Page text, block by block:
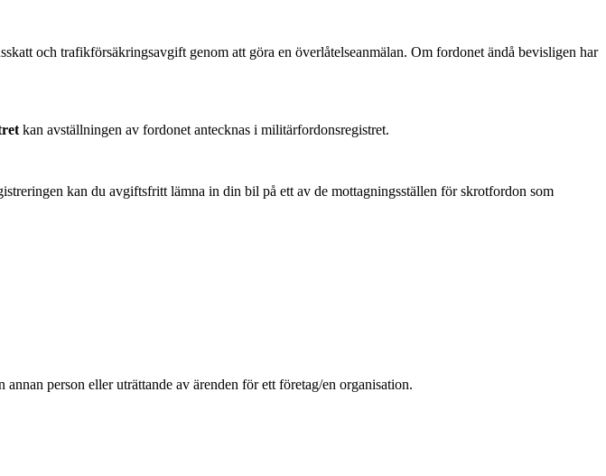
och trafikförsäkringsavgift genom att göra en överlåtelseanmälan. Om fordonet ändå bevisligen har
kan avställningen av fordonet antecknas i militärfordonsregistret.
kan du avgiftsfritt lämna in din bil på ett av de mottagningsställen för skrotfordon som
person eller uträttande av ärenden för ett företag/en organisation.